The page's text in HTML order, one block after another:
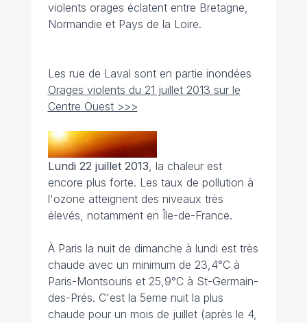
violents orages éclatent entre Bretagne,
Normandie et Pays de la Loire.
Les rue de Laval sont en partie inondées
Orages violents du 21 juillet 2013 sur le
Centre Ouest >>>
Lundi 22 juillet 2013, la chaleur est
encore plus forte. Les taux de pollution à
l'ozone atteignent des niveaux très
élevés, notamment en Île-de-France.
À Paris la nuit de dimanche à lundi est très
chaude avec un minimum de 23,4°C à
Paris-Montsouris et 25,9°C à St-Germain-
des-Prés. C'est la 5eme nuit la plus
chaude pour un mois de juillet (après le 4,